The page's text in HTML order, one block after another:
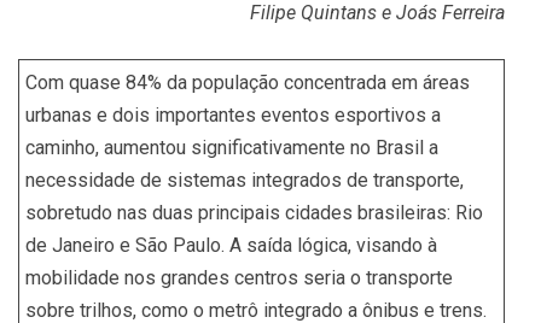
Filipe Quintans e Joás Ferreira
Com quase 84% da população concentrada em áreas
urbanas e dois importantes eventos esportivos a
caminho, aumentou significativamente no Brasil a
necessidade de sistemas integrados de transporte,
sobretudo nas duas principais cidades brasileiras: Rio
de Janeiro e São Paulo. A saída lógica, visando à
mobilidade nos grandes centros seria o transporte
sobre trilhos, como o metrô integrado a ônibus e trens.